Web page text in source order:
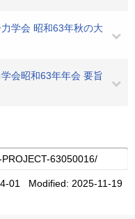
学会 昭和63年秋の大
会昭和63年年会 要旨
01 Modified: 2025-11-19